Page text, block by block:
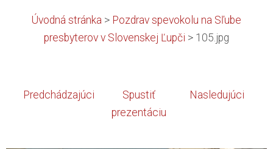
Úvodná stránka > Pozdrav spevokolu na Sľube
presbyterov v Slovenskej Ľupči > 105.jpg
Predchádzajúci
Spustiť
prezentáciu
Nasledujúci